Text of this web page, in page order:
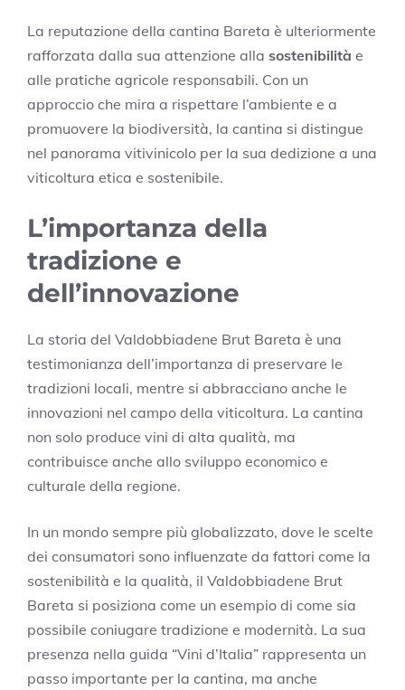
La reputazione della cantina Bareta è ulteriormente
rafforzata dalla sua attenzione alla sostenibilità e
alle pratiche agricole responsabili. Con un
approccio che mira a rispettare l’ambiente e a
promuovere la biodiversità, la cantina si distingue
nel panorama vitivinicolo per la sua dedizione a una
viticoltura etica e sostenibile.
L’importanza della
tradizione e
dell’innovazione
La storia del Valdobbiadene Brut Bareta è una
testimonianza dell’importanza di preservare le
tradizioni locali, mentre si abbracciano anche le
innovazioni nel campo della viticoltura. La cantina
non solo produce vini di alta qualità, ma
contribuisce anche allo sviluppo economico e
culturale della regione.
In un mondo sempre più globalizzato, dove le scelte
dei consumatori sono influenzate da fattori come la
sostenibilità e la qualità, il Valdobbiadene Brut
Bareta si posiziona come un esempio di come sia
possibile coniugare tradizione e modernità. La sua
presenza nella guida “Vini d’Italia” rappresenta un
passo importante per la cantina, ma anche